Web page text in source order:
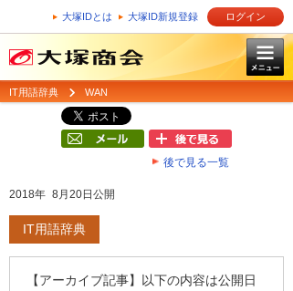
大塚IDとは 大塚ID新規登録 ログイン
IT用語辞典 WAN
後で見る一覧
2018年 8月20日公開
IT用語辞典
【アーカイブ記事】以下の内容は公開日